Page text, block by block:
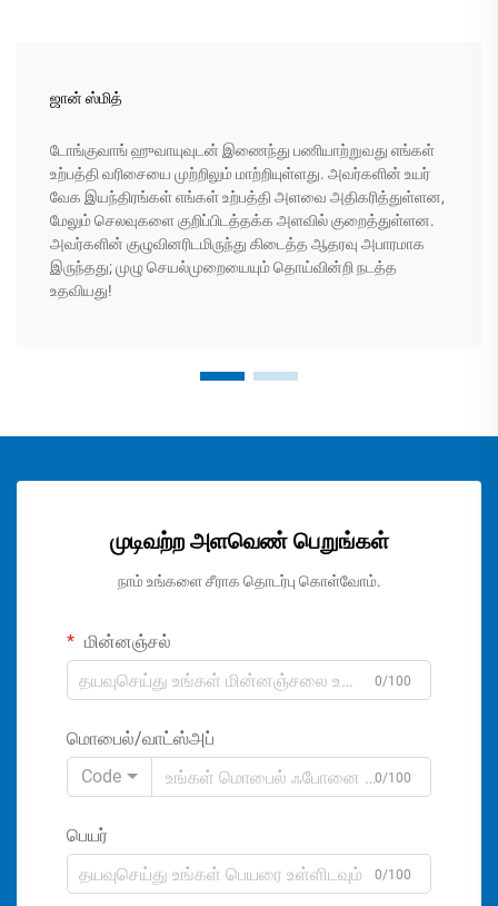
ஜான் ஸ்மித்
டோங்குவாங் ஹுவாயுவுடன் இணைந்து பணியாற்றுவது எங்கள்
உற்பத்தி வரிசையை முற்றிலும் மாற்றியுள்ளது. அவர்களின் உயர்
வேக இயந்திரங்கள் எங்கள் உற்பத்தி அளவை அதிகரித்துள்ளன,
மேலும் செலவுகளை குறிப்பிடத்தக்க அளவில் குறைத்துள்ளன.
அவர்களின் குழுவினரிடமிருந்து கிடைத்த ஆதரவு அபாரமாக
இருந்தது; முழு செயல்முறையையும் தொய்வின்றி நடத்த
உதவியது!
முடிவற்ற அளவெண் பெறுங்கள்
நாம் உங்களை சீராக தொடர்பு கொள்வோம்.
மின்னஞ்சல்
0/100
மொபைல்/வாட்ஸ்அப்
Code
0/100
பெயர்
0/100